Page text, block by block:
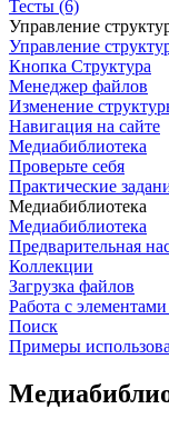
Тесты (6)
Управление
Управление
Кнопка Структура
Менеджер файлов
Изменение
Навигация на сайте
Медиабиблиотека
Проверьте себя
Практические
Медиабиблиотека
Медиабиблиотека
Предварительная
Коллекции
Загрузка файлов
Работа с
Поиск
Примеры